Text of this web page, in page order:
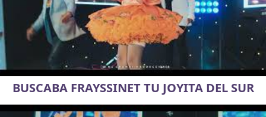
BUSCABA FRAYSSINET TU JOYITA DEL SUR